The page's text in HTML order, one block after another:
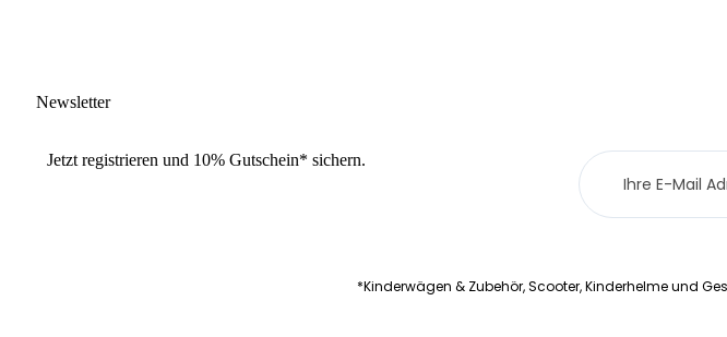
Newsletter
Jetzt registrieren und 10% Gutschein* sichern.
Newsletter
Anmeldung
*Kinderwägen & Zubehör, Scooter, Kinderhelme und